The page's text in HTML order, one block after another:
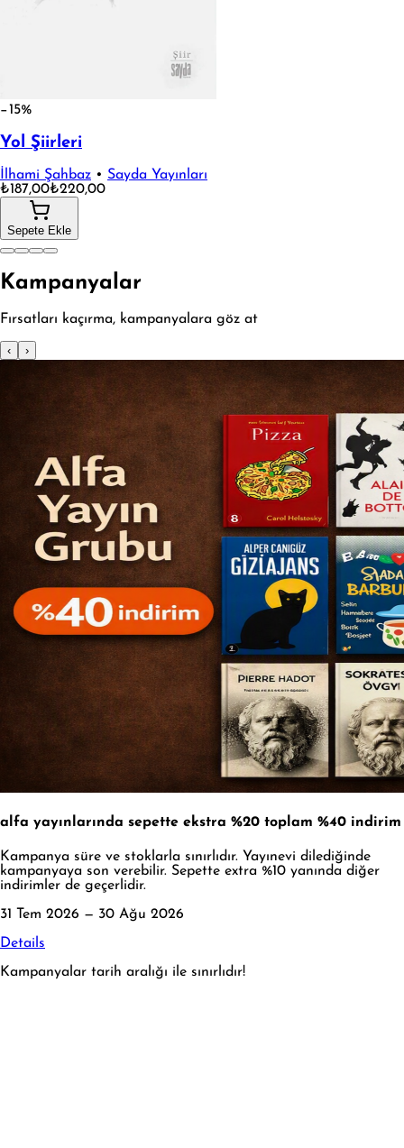
−15%
Yol Şiirleri
İlhami Şahbaz • Sayda Yayınları
₺187,00₺220,00
Sepete Ekle
Kampanyalar
Fırsatları kaçırma, kampanyalara göz at
‹ ›
alfa yayınlarında sepette ekstra %20 toplam %40 indirim
Kampanya süre ve stoklarla sınırlıdır. Yayınevi dilediğinde
kampanyaya son verebilir. Sepette extra %10 yanında diğer
indirimler de geçerlidir.
31 Tem 2026 — 30 Ağu 2026
Details
Kampanyalar tarih aralığı ile sınırlıdır!